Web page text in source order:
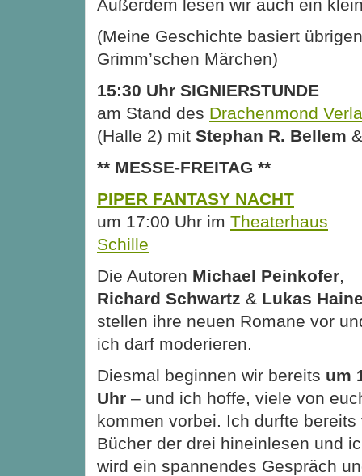
Außerdem lesen wir auch ein
(Meine Geschichte basiert
Grimm’schen Märchen)
15:30 Uhr SIGNIERSTUNDE
am Stand des Drachenmond
(Halle 2) mit Stephan R. Bellem
** MESSE-FREITAG **
PIPER FANTASY NACHT
um 17:00 Uhr im Theaterhaus
Schille
Die Autoren Michael Peinkofer,
Richard Schwartz & Lukas
stellen ihre neuen Romane vor
ich darf moderieren.
Diesmal beginnen wir bereits um
Uhr – und ich hoffe, viele von
kommen vorbei. Ich durfte
Bücher der drei hineinlesen und
wird ein spannendes Gespräch